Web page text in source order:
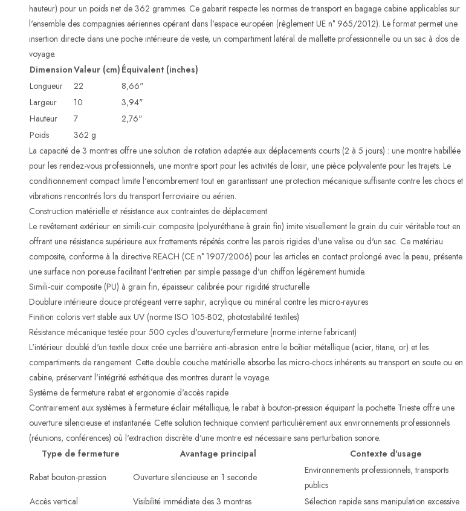
hauteur) pour un poids net de 362 grammes. Ce gabarit respecte les normes de transport en bagage cabine applicables sur
l'ensemble des compagnies aériennes opérant dans l'espace européen (règlement UE n° 965/2012). Le format permet une
insertion directe dans une poche intérieure de veste, un compartiment latéral de mallette professionnelle ou un sac à dos de
voyage.
DimensionValeur (cm) Équivalent (inches)
Longueur
22
8,66"
Largeur
10
3,94"
Hauteur
7
2,76"
Poids
362 g
La capacité de 3 montres offre une solution de rotation adaptée aux déplacements courts (2 à 5 jours) : une montre habillée
pour les rendez-vous professionnels, une montre sport pour les activités de loisir, une pièce polyvalente pour les trajets. Le
conditionnement compact limite l'encombrement tout en garantissant une protection mécanique suffisante contre les chocs et
vibrations rencontrés lors du transport ferroviaire ou aérien.
Construction matérielle et résistance aux contraintes de déplacement
Le revêtement extérieur en simili-cuir composite (polyuréthane à grain fin) imite visuellement le grain du cuir véritable tout en
offrant une résistance supérieure aux frottements répétés contre les parois rigides d'une valise ou d'un sac. Ce matériau
composite, conforme à la directive REACH (CE n° 1907/2006) pour les articles en contact prolongé avec la peau, présente
une surface non poreuse facilitant l'entretien par simple passage d'un chiffon légèrement humide.
Simili-cuir composite (PU) à grain fin, épaisseur calibrée pour rigidité structurelle
Doublure intérieure douce protégeant verre saphir, acrylique ou minéral contre les micro-rayures
Finition coloris vert stable aux UV (norme ISO 105-B02, photostabilité textiles)
Résistance mécanique testée pour 500 cycles d'ouverture/fermeture (norme interne fabricant)
L'intérieur doublé d'un textile doux crée une barrière anti-abrasion entre le boîtier métallique (acier, titane, or) et les
compartiments de rangement. Cette double couche matérielle absorbe les micro-chocs inhérents au transport en soute ou en
cabine, préservant l'intégrité esthétique des montres durant le voyage.
Système de fermeture rabat et ergonomie d'accès rapide
Contrairement aux systèmes à fermeture éclair métallique, le rabat à bouton-pression équipant la pochette Trieste offre une
ouverture silencieuse et instantanée. Cette solution technique convient particulièrement aux environnements professionnels
(réunions, conférences) où l'extraction discrète d'une montre est nécessaire sans perturbation sonore.
Type de fermeture
Avantage principal
Contexte d'usage
Rabat bouton-pression
Ouverture silencieuse en 1 seconde
Environnements professionnels, transports
publics
Accès vertical
Visibilité immédiate des 3 montres
Sélection rapide sans manipulation excessive